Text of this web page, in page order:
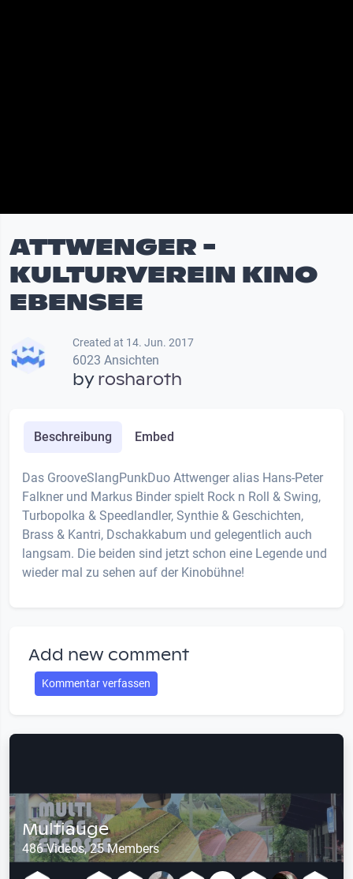
ATTWENGER -
KULTURVEREIN KINO
EBENSEE
Created at 14. Jun. 2017
6023 Ansichten
byrosharoth
Beschreibung Embed
Das GrooveSlangPunkDuo Attwenger alias Hans-Peter
Falkner und Markus Binder spielt Rock n Roll & Swing,
Turbopolka & Speedlandler, Synthie & Geschichten,
Brass & Kantri, Dschakkabum und gelegentlich auch
langsam. Die beiden sind jetzt schon eine Legende und
wieder mal zu sehen auf der Kinobühne!
Add new comment
Kommentar verfassen
Multiauge
486 Videos, 25 Members